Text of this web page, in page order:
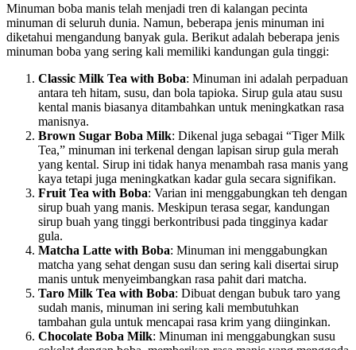
Minuman boba manis telah menjadi tren di kalangan pecinta
minuman di seluruh dunia. Namun, beberapa jenis minuman ini
diketahui mengandung banyak gula. Berikut adalah beberapa jenis
minuman boba yang sering kali memiliki kandungan gula tinggi:
Classic Milk Tea with Boba: Minuman ini adalah perpaduan
antara teh hitam, susu, dan bola tapioka. Sirup gula atau susu
kental manis biasanya ditambahkan untuk meningkatkan rasa
manisnya.
Brown Sugar Boba Milk: Dikenal juga sebagai “Tiger Milk
Tea,” minuman ini terkenal dengan lapisan sirup gula merah
yang kental. Sirup ini tidak hanya menambah rasa manis yang
kaya tetapi juga meningkatkan kadar gula secara signifikan.
Fruit Tea with Boba: Varian ini menggabungkan teh dengan
sirup buah yang manis. Meskipun terasa segar, kandungan
sirup buah yang tinggi berkontribusi pada tingginya kadar
gula.
Matcha Latte with Boba: Minuman ini menggabungkan
matcha yang sehat dengan susu dan sering kali disertai sirup
manis untuk menyeimbangkan rasa pahit dari matcha.
Taro Milk Tea with Boba: Dibuat dengan bubuk taro yang
sudah manis, minuman ini sering kali membutuhkan
tambahan gula untuk mencapai rasa krim yang diinginkan.
Chocolate Boba Milk: Minuman ini menggabungkan susu